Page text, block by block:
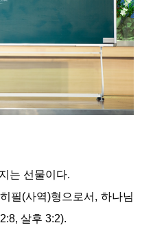
는 선물이다.
필(사역)형으로서 ,하나님
2:8, 살후 3:2).